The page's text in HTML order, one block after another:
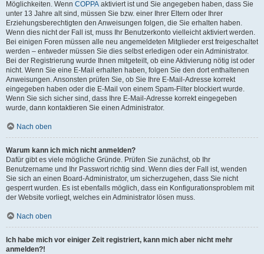
Möglichkeiten. Wenn COPPA aktiviert ist und Sie angegeben haben, dass Sie
unter 13 Jahre alt sind, müssen Sie bzw. einer Ihrer Eltern oder Ihrer
Erziehungsberechtigten den Anweisungen folgen, die Sie erhalten haben.
Wenn dies nicht der Fall ist, muss Ihr Benutzerkonto vielleicht aktiviert werden.
Bei einigen Foren müssen alle neu angemeldeten Mitglieder erst freigeschaltet
werden – entweder müssen Sie dies selbst erledigen oder ein Administrator.
Bei der Registrierung wurde Ihnen mitgeteilt, ob eine Aktivierung nötig ist oder
nicht. Wenn Sie eine E-Mail erhalten haben, folgen Sie den dort enthaltenen
Anweisungen. Ansonsten prüfen Sie, ob Sie Ihre E-Mail-Adresse korrekt
eingegeben haben oder die E-Mail von einem Spam-Filter blockiert wurde.
Wenn Sie sich sicher sind, dass Ihre E-Mail-Adresse korrekt eingegeben
wurde, dann kontaktieren Sie einen Administrator.
Nach oben
Warum kann ich mich nicht anmelden?
Dafür gibt es viele mögliche Gründe. Prüfen Sie zunächst, ob Ihr
Benutzername und Ihr Passwort richtig sind. Wenn dies der Fall ist, wenden
Sie sich an einen Board-Administrator, um sicherzugehen, dass Sie nicht
gesperrt wurden. Es ist ebenfalls möglich, dass ein Konfigurationsproblem mit
der Website vorliegt, welches ein Administrator lösen muss.
Nach oben
Ich habe mich vor einiger Zeit registriert, kann mich aber nicht mehr
anmelden?!